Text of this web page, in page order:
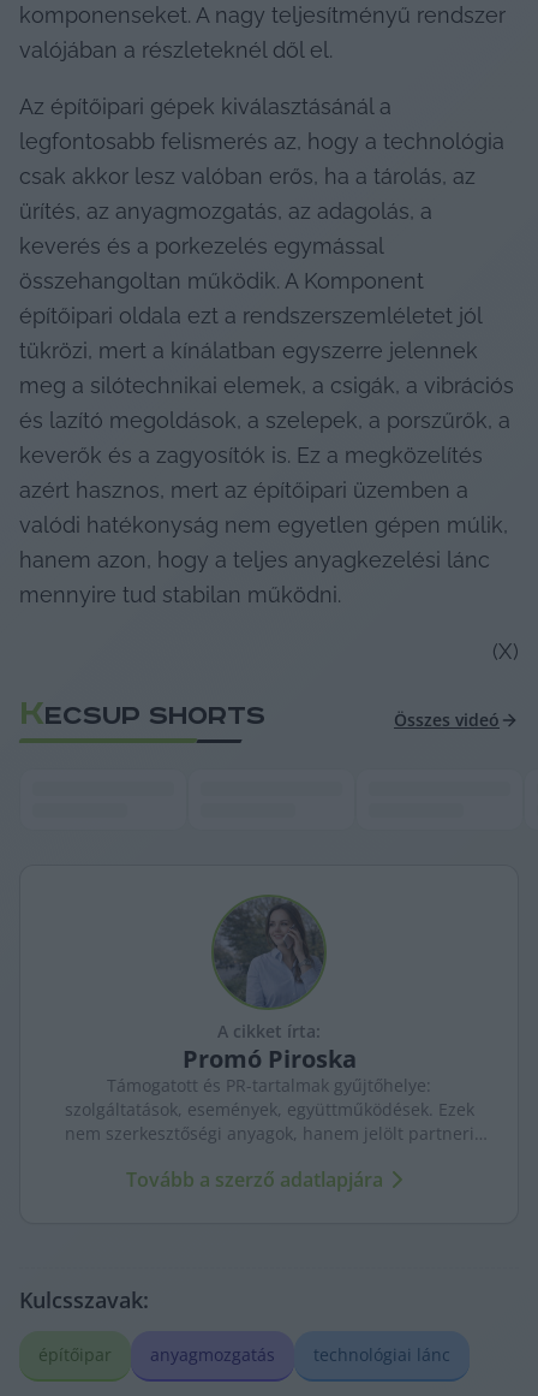
komponenseket. A nagy teljesítményű rendszer
valójában a részleteknél dől el.
Az építőipari gépek kiválasztásánál a
legfontosabb felismerés az, hogy a technológia
csak akkor lesz valóban erős, ha a tárolás, az
ürítés, az anyagmozgatás, az adagolás, a
keverés és a porkezelés egymással
összehangoltan működik. A Komponent
építőipari oldala ezt a rendszerszemléletet jól
tükrözi, mert a kínálatban egyszerre jelennek
meg a silótechnikai elemek, a csigák, a vibrációs
és lazító megoldások, a szelepek, a porszűrők, a
keverők és a zagyosítók is. Ez a megközelítés
azért hasznos, mert az építőipari üzemben a
valódi hatékonyság nem egyetlen gépen múlik,
hanem azon, hogy a teljes anyagkezelési lánc
mennyire tud stabilan működni.
(X)
KECSUP SHORTS Összes videó
A cikket írta:
Promó Piroska
Támogatott és PR-tartalmak gyűjtőhelye:
szolgáltatások, események, együttműködések. Ezek
nem szerkesztőségi anyagok, hanem jelölt partneri
újságírásától.
Tovább a szerző adatlapjára
Kulcsszavak:
építőipar anyagmozgatás technológiai lánc